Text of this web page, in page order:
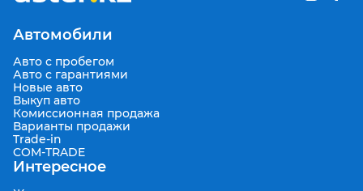
Автомобили
Авто с пробегом
Авто с гарантиями
Новые авто
Выкуп авто
Комиссионная продажа
Варианты продажи
Trade-in
COM-TRADE
Интересное